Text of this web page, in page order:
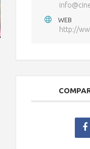
WEB
http://